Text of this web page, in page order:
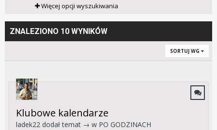
Więcej opcji wyszukiwania
ZNALEZIONO 10 WYNIKÓW
SORTUJ WG
Klubowe kalendarze
ladek22 dodał temat → w PO GODZINACH